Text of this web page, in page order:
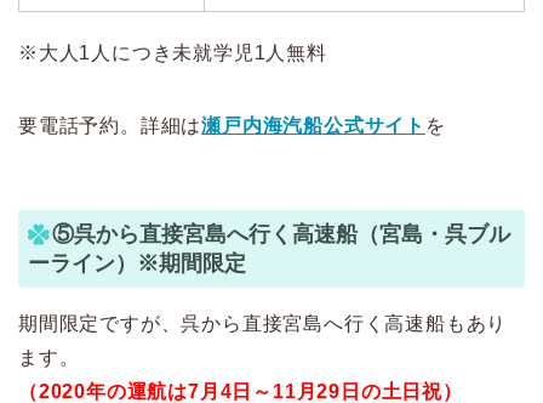
※大人1人につき未就学児1人無料
要電話予約。詳細は瀬戸内海汽船公式サイト を
⑤呉から直接宮島へ行く高速船（宮島・呉ブル
ーライン）※期間限定
期間限定ですが、呉から直接宮島へ行く高速船もあり
ます。
（2020年の運航は7月4日～11月29日の土日祝）